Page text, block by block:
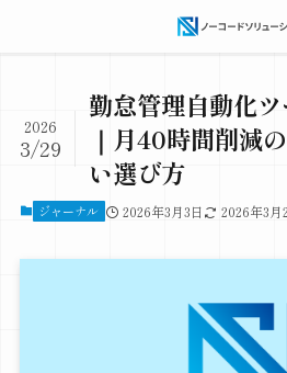
勤怠管理自動化
｜月40時間削減
い選び方
2026
3/29
ジャーナル 2026年3月3日 2026年3月